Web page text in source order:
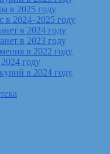
в 2025 году
в 2024–2025 году
в 2024 году
в 2023 году
в 2022 году
году
в 2024 году